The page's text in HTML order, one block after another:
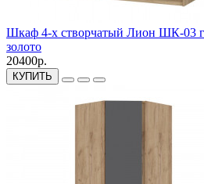
Шкаф 4-х створчатый Лион ШК-03
золото
20400р.
КУПИТЬ